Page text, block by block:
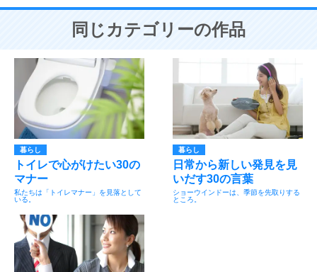
同じカテゴリーの作品
暮らし
トイレで心がけたい30の
マナー
私たちは「トイレマナー」を見落として
いる。
暮らし
日常から新しい発見を見
いだす30の言葉
ショーウインドーは、季節を先取りする
ところ。